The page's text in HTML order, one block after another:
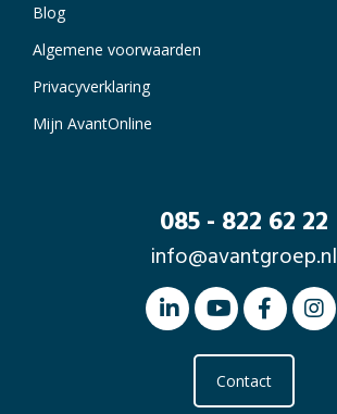
Blog
Algemene voorwaarden
Privacyverklaring
Mijn AvantOnline
085 - 822 62 22
info@avantgroep.nl
Contact